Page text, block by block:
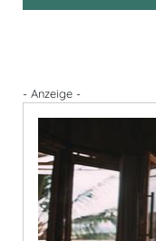
- Anzeige -